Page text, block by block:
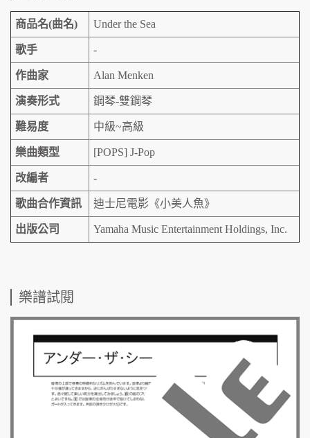
商品名(曲名) Under the Sea
歌手 -
作曲家 Alan Menken
演奏形式 鋼琴-雙鋼琴
難易度 中級~高級
樂曲類型 [POPS] J-Pop
改編者 -
歌曲合作資訊 迪士尼電影《小美人魚》
出版公司 Yamaha Music Entertainment Holdings, Inc.
樂譜試閱